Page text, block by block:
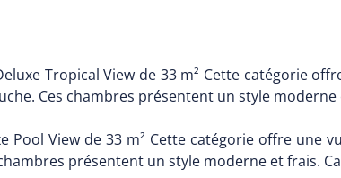
Tropical View de 33 m² Cette catégorie
Ces chambres présentent un style
Pool View de 33 m² Cette catégorie offre une
présentent un style moderne et frais.